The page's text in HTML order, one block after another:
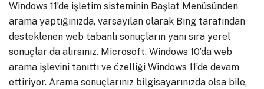
Windows 11’de işletim sisteminin Başlat Menüsünden
arama yaptığınızda, varsayılan olarak Bing tarafından
desteklenen web tabanlı sonuçların yanı sıra yerel
sonuçlar da alırsınız. Microsoft, Windows 10’da web
arama işlevini tanıttı ve özelliği Windows 11’de devam
ettiriyor. Arama sonuçlarınız bilgisayarınızda olsa bile,